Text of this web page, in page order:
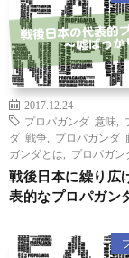
2017.12.24
プロパガンダ 意味
ダ 戦争
プロパガンダ
ガンダとは
プロパガン
戦後日本に繰り広
表的なプロパガン